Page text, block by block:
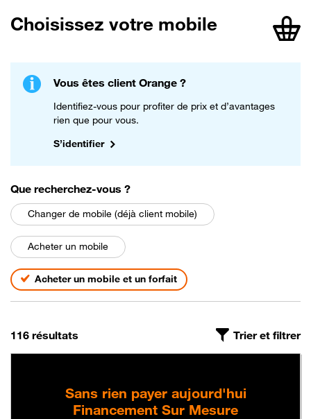
Choisissez votre mobile
Vous êtes client Orange ?
Identifiez-vous pour profiter de prix et d’avantages
rien que pour vous.
S’identifier
Que recherchez-vous parmi les choix suivants
?
Changer de mobile (déjà client mobile)
Acheter un mobile
Acheter un mobile et un forfait
On a trouvé
116 résultats Trier et filtrer
Sans rien payer aujourd'hui
Financement Sur Mesure